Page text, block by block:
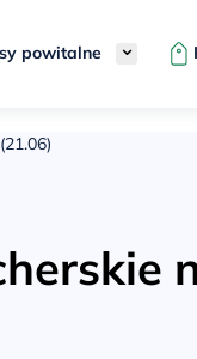
powitalne